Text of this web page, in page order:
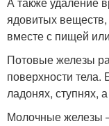
ядовитых веществ,
вместе с пищей
Потовые железы
поверхности тела.
ладонях, ступнях,
Молочные железы